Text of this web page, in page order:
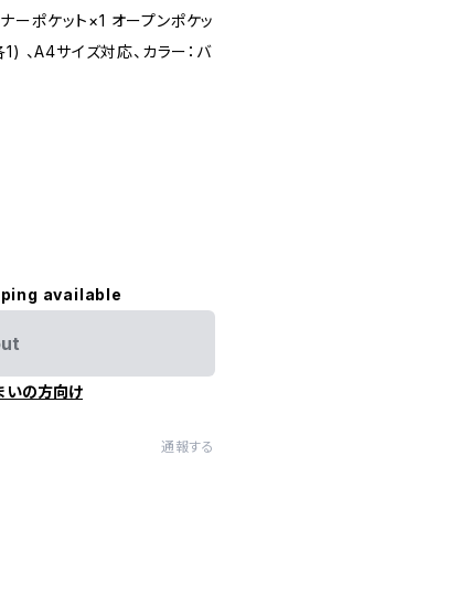
ーポケット×1 オープンポケッ
、A4サイズ対応、カラー：バ
available
いの方向け
通報する